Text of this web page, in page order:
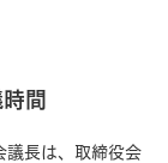
間
長は、取締役会